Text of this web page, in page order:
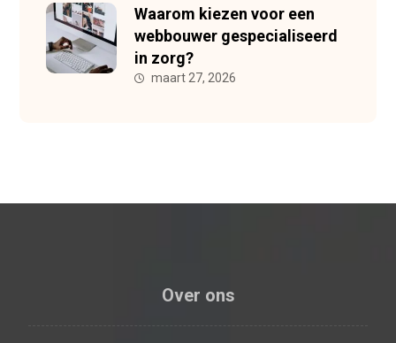
Waarom kiezen voor een
webbouwer gespecialiseerd
in zorg?
maart 27, 2026
Over ons